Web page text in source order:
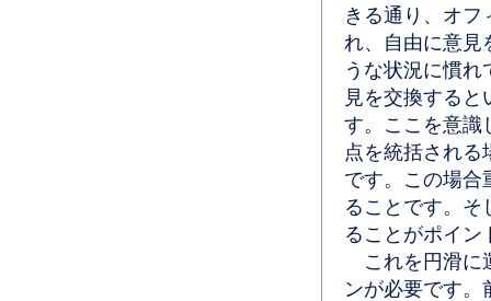
きる通り、オ
れ、自由に意見
うな状況に慣
見を交換する
す。ここを意識
点を統括される
です。この場合
ることです。そ
ることがポイン
これを円滑に
ンが必要です。